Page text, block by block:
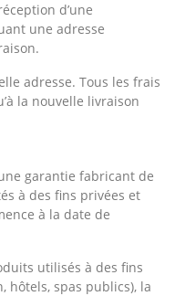
d’une
une adresse
adresse. Tous les frais
la nouvelle livraison
garantie fabricant de
à des fins privées et
à la date de
utilisés à des fins
hôtels, spas publics), la